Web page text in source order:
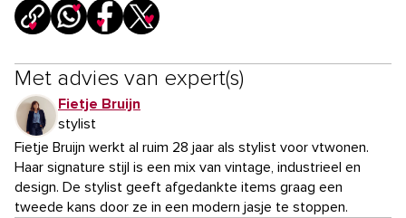
Met advies van expert(s)
Fietje Bruijn
stylist
Fietje Bruijn werkt al ruim 28 jaar als stylist voor vtwonen.
Haar signature stijl is een mix van vintage, industrieel en
design. De stylist geeft afgedankte items graag een
tweede kans door ze in een modern jasje te stoppen.